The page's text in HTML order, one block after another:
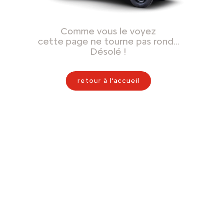
Comme vous le voyez
cette page ne tourne pas rond…
Désolé !
retour à l'accueil